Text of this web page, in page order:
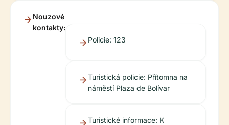
Nouzové
kontakty:
Policie: 123
Turistická policie: Přítomna na
náměstí Plaza de Bolívar
Turistické informace: K